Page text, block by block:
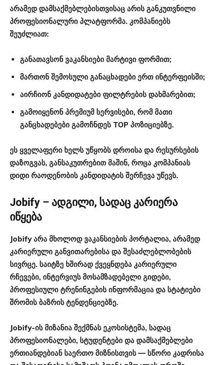
არამედ დამსაქმებლებისთვისაც არის განკუთვნილი
პროფესიონალური პლატფორმა. კომპანიებს
შეუძლიათ:
განათავსონ ვაკანსიები მარტივი ფორმით;
მართონ შემოსული განაცხადები ერთ ინტერფეისში;
აირჩიონ კანდიდატები ფილტრების დახმარებით;
გამოიყენონ პრემიუმ სერვისები, რომ მათი
განცხადებები გამოჩნდეს TOP პოზიციებზე.
ეს ყველაფერი ხელს უწყობს დროისა და რესურსების
დაზოგვას, განსაკუთრებით მაშინ, როცა კომპანიას
დიდი რაოდენობის კანდიდატის შერჩევა უწევს.
Jobify – ადგილი, სადაც კარიერა
იწყება
Jobify არა მხოლოდ ვაკანსიების პორტალია, არამედ
კარიერული განვითარებისა და შესაძლებლობების
სივრცე. საიტზე ხშირად ქვეყნდება კარიერული
რჩევები, ინტერვიუს მოსამზადებელი გიდები,
პროფესიული ტრენინგების ინფორმაცია და სტატიები
შრომის ბაზრის ტენდენციებზე.
Jobify-ის მიზანია შექმნას ეკოსისტემა, სადაც
პროფესიონალები, სტუდენტები და დამსაქმებლები
ერთიანდებიან საერთო მიზნისთვის — სწორი კადრისა